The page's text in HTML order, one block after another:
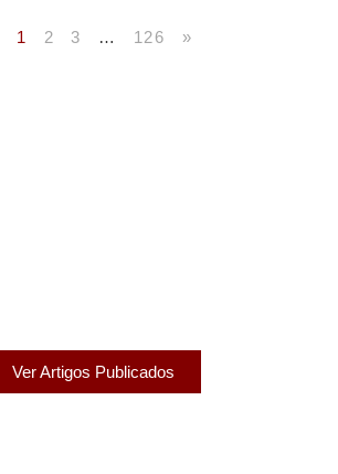
1 2 3 … 126 »
Ver Artigos Publicados